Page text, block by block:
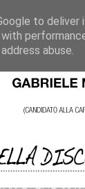
to deliver
abuse.